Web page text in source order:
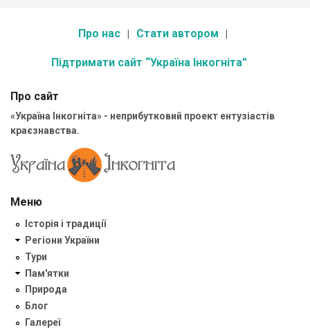
Про нас Стати автором
Підтримати сайт “Україна Інкогніта”
Про сайт
«Україна Інкогніта» - неприбутковий проект ентузіастів
краєзнавства.
Меню
Історія і традиції
Регіони України
Тури
Пам'ятки
Природа
Блог
Галереї